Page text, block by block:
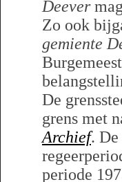
Deever
Zo ook
gemiente
De
grens met
Archief. De
periode